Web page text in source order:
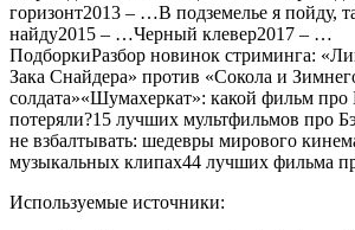
горизонт2013 – …В подземелье я пойду,
найду2015 – …Черный клевер2017 – …
ПодборкиРазбор новинок стриминга:
Зака Снайдера» против «Сокола и
солдата»«Шумахеркат»: какой фильм
потеряли?15 лучших мультфильмов про
не взбалтывать: шедевры мирового
музыкальных клипах44 лучших фильма
Используемые источники: